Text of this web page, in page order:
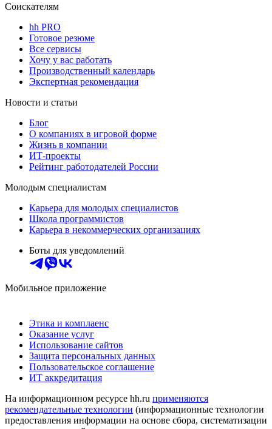
Соискателям
hh PRO
Готовое резюме
Все сервисы
Хочу у вас работать
Производственный календарь
Экспертная рекомендация
Новости и статьи
Блог
О компаниях в игровой форме
Жизнь в компании
ИТ-проекты
Рейтинг работодателей России
Молодым специалистам
Карьера для молодых специалистов
Школа программистов
Карьера в некоммерческих организациях
Боты для уведомлений
Мобильное приложение
Этика и комплаенс
Оказание услуг
Использование сайтов
Защита персональных данных
Пользовательское соглашение
ИТ аккредитация
На информационном ресурсе hh.ru применяются
рекомендательные технологии (информационные технологии
предоставления информации на основе сбора, систематизации